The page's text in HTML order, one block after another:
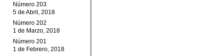
Número 203
5 de Abril, 2018
Número 202
1 de Marzo, 2018
Número 201
1 de Febrero, 2018